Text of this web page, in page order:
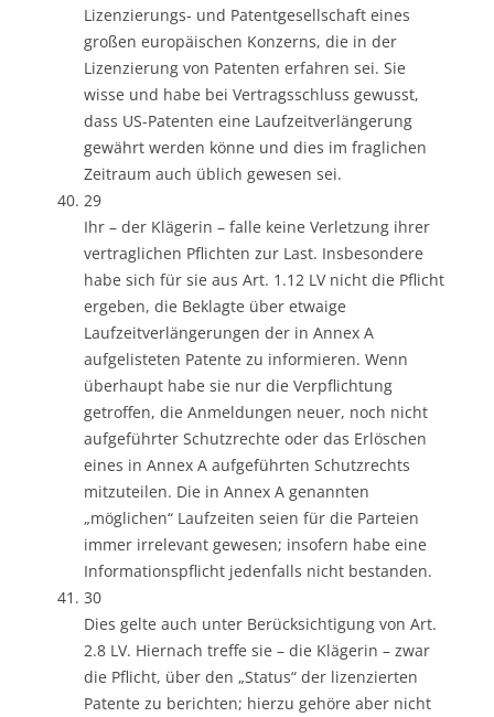
Lizenzierungs- und Patentgesellschaft eines
großen europäischen Konzerns, die in der
Lizenzierung von Patenten erfahren sei. Sie
wisse und habe bei Vertragsschluss gewusst,
dass US-Patenten eine Laufzeitverlängerung
gewährt werden könne und dies im fraglichen
Zeitraum auch üblich gewesen sei.
29
Ihr – der Klägerin – falle keine Verletzung ihrer
vertraglichen Pflichten zur Last. Insbesondere
habe sich für sie aus Art. 1.12 LV nicht die Pflicht
ergeben, die Beklagte über etwaige
Laufzeitverlängerungen der in Annex A
aufgelisteten Patente zu informieren. Wenn
überhaupt habe sie nur die Verpflichtung
getroffen, die Anmeldungen neuer, noch nicht
aufgeführter Schutzrechte oder das Erlöschen
eines in Annex A aufgeführten Schutzrechts
mitzuteilen. Die in Annex A genannten
„möglichen“ Laufzeiten seien für die Parteien
immer irrelevant gewesen; insofern habe eine
Informationspflicht jedenfalls nicht bestanden.
30
Dies gelte auch unter Berücksichtigung von Art.
2.8 LV. Hiernach treffe sie – die Klägerin – zwar
die Pflicht, über den „Status“ der lizenzierten
Patente zu berichten; hierzu gehöre aber nicht